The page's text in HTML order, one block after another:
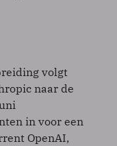
volgt
naar de
in voor een
OpenAI,